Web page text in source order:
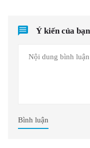
Ý kiến của bạn
Bình luận